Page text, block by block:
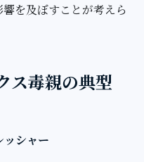
を及ぼすことが考えら
ス毒親の典型
ッシャー